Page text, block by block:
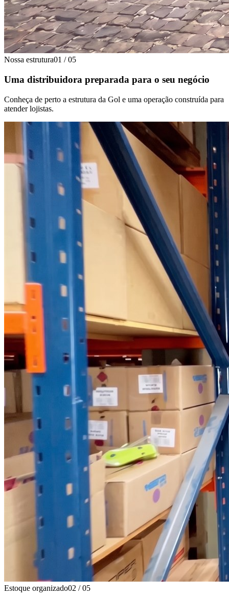
Nossa estrutura01 / 05
Uma distribuidora preparada para o seu negócio
Conheça de perto a estrutura da Gol e uma operação construída para
atender lojistas.
Estoque organizado02 / 05